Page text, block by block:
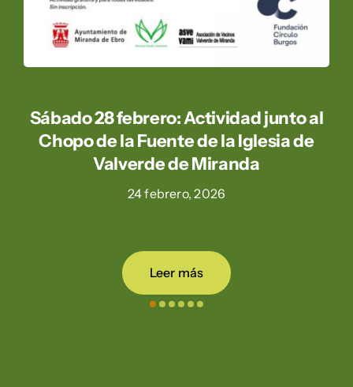
Sábado 28 febrero: Actividad junto al
Chopo de la Fuente de la Iglesia de
Valverde de Miranda
24 febrero, 2026
Leer más